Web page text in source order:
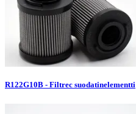
R122G10B - Filtrec suodatinelementti